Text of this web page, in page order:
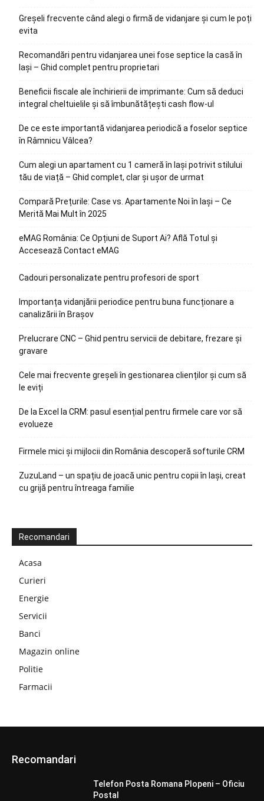
Greșeli frecvente când alegi o firmă de vidanjare și cum le poți
evita
Recomandări pentru vidanjarea unei fose septice la casă în
Iași – Ghid complet pentru proprietari
Beneficii fiscale ale închirierii de imprimante: Cum să deduci
integral cheltuielile și să îmbunătățești cash flow-ul
De ce este importantă vidanjarea periodică a foselor septice
în Râmnicu Vâlcea?
Cum alegi un apartament cu 1 cameră în Iași potrivit stilului
tău de viață – Ghid complet, clar și ușor de urmat
Compară Prețurile: Case vs. Apartamente Noi în Iași – Ce
Merită Mai Mult în 2025
eMAG România: Ce Opțiuni de Suport Ai? Află Totul și
Accesează Contact eMAG
Cadouri personalizate pentru profesori de sport
Importanța vidanjării periodice pentru buna funcționare a
canalizării în Brașov
Prelucrare CNC – Ghid pentru servicii de debitare, frezare și
gravare
Cele mai frecvente greșeli în gestionarea clienților și cum să
le eviți
De la Excel la CRM: pasul esențial pentru firmele care vor să
evolueze
Firmele mici și mijlocii din România descoperă softurile CRM
ZuzuLand – un spațiu de joacă unic pentru copii în Iași, creat
cu grijă pentru întreaga familie
Recomandari
Acasa
Curieri
Energie
Servicii
Banci
Magazin online
Politie
Farmacii
Recomandari
Telefon Posta Romana Plopeni – Oficiu
Postal